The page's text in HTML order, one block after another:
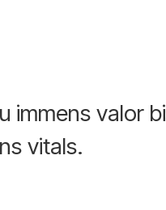
immens valor
vitals.